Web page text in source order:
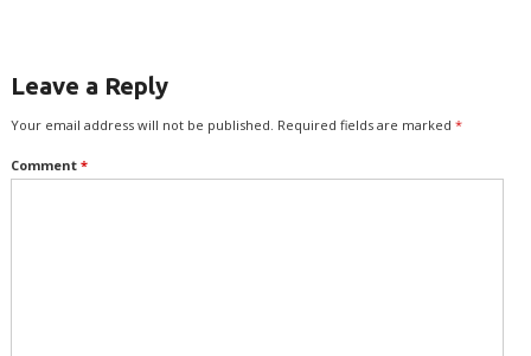
Leave a Reply
Your email address will not be published. Required fields are marked *
Comment *